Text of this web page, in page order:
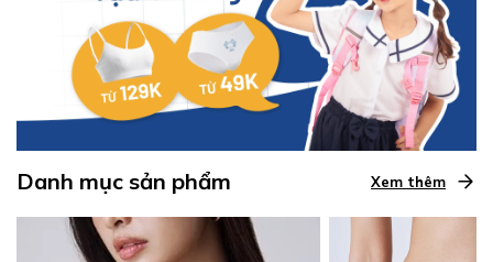
Danh mục sản phẩm Xem thêm